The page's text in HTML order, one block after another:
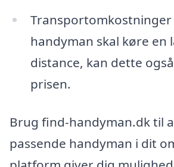
Transportomkostninger
handyman skal køre en
distance, kan dette
prisen.
Brug find-handyman.dk til
passende handyman i dit